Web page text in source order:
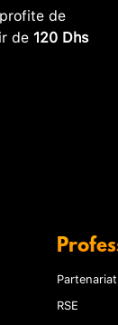
de
de 120 Dhs
Partenariat
RSE